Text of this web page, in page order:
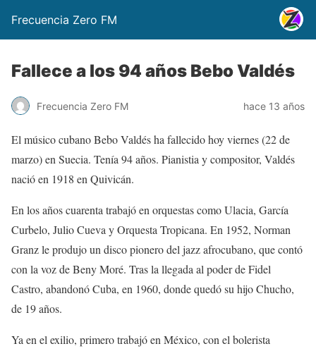
Frecuencia Zero FM
Fallece a los 94 años Bebo Valdés
Frecuencia Zero FM hace 13 años
El músico cubano Bebo Valdés ha fallecido hoy viernes (22 de
marzo) en Suecia. Tenía 94 años. Pianistia y compositor, Valdés
nació en 1918 en Quivicán.
En los años cuarenta trabajó en orquestas como Ulacia, García
Curbelo, Julio Cueva y Orquesta Tropicana. En 1952, Norman
Granz le produjo un disco pionero del jazz afrocubano, que contó
con la voz de Beny Moré. Tras la llegada al poder de Fidel
Castro, abandonó Cuba, en 1960, donde quedó su hijo Chucho,
de 19 años.
Ya en el exilio, primero trabajó en México, con el bolerista